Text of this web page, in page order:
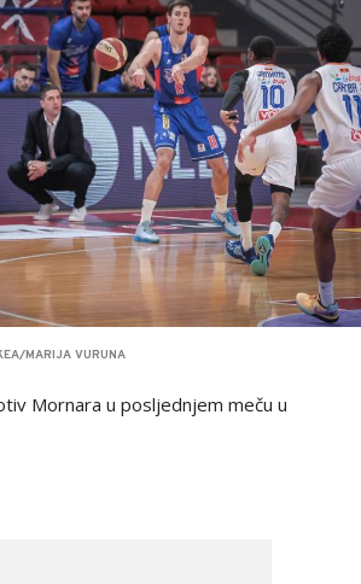
MARIJA VURUNA
Mornara u posljednjem meču u